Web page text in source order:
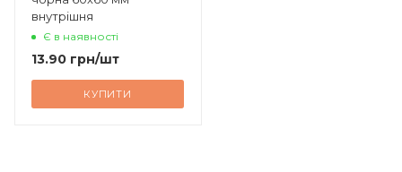
внутрішня
Є в наявності
13.90 грн/шт
КУПИТИ